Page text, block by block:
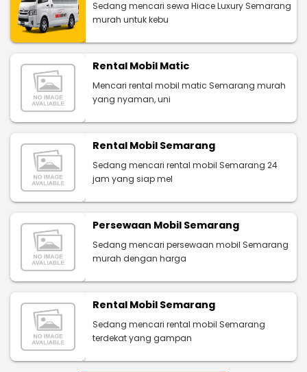
Sedang mencari sewa Hiace Luxury Semarang
murah untuk kebu
Rental Mobil Matic
Mencari rental mobil matic Semarang murah
yang nyaman, uni
Rental Mobil Semarang
Sedang mencari rental mobil Semarang 24
jam yang siap mel
Persewaan Mobil Semarang
Sedang mencari persewaan mobil Semarang
murah dengan harga
Rental Mobil Semarang
Sedang mencari rental mobil Semarang
terdekat yang gampan